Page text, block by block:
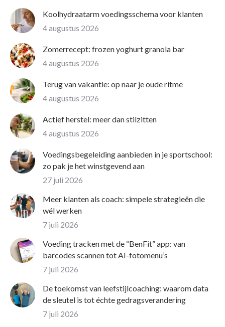
Koolhydraatarm voedingsschema voor klanten
4 augustus 2026
Zomerrecept: frozen yoghurt granola bar
4 augustus 2026
Terug van vakantie: op naar je oude ritme
4 augustus 2026
Actief herstel: meer dan stilzitten
4 augustus 2026
Voedingsbegeleiding aanbieden in je sportschool:
zo pak je het winstgevend aan
27 juli 2026
Meer klanten als coach: simpele strategieën die
wél werken
7 juli 2026
Voeding tracken met de “BenFit” app: van
barcodes scannen tot AI-fotomenu’s
7 juli 2026
De toekomst van leefstijlcoaching: waarom data
de sleutel is tot échte gedragsverandering
7 juli 2026